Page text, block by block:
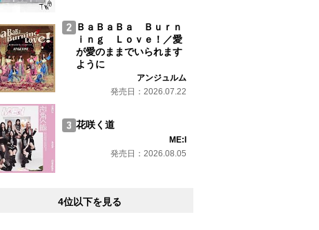
ＢａＢａＢａ Ｂｕｒｎ
ｉｎｇ Ｌｏｖｅ！／愛
が愛のままでいられます
ように
アンジュルム
発売日：2026.07.22
花咲く道
ME:I
発売日：2026.08.05
4位以下を見る